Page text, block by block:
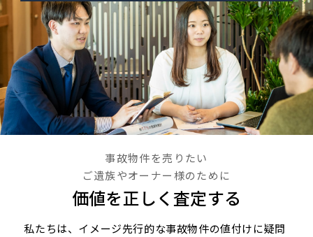
事故物件を売りたい
ご遺族やオーナー様のために
価値を正しく査定する
私たちは、イメージ先行的な事故物件の値付けに疑問